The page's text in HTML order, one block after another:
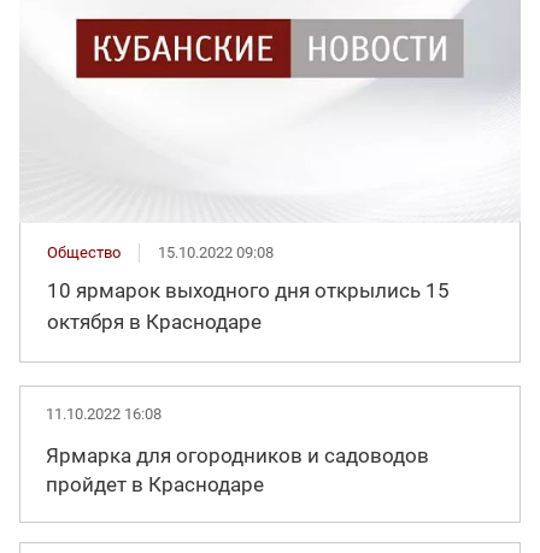
Общество 15.10.2022 09:08
10 ярмарок выходного дня открылись 15
октября в Краснодаре
11.10.2022 16:08
Ярмарка для огородников и садоводов
пройдет в Краснодаре